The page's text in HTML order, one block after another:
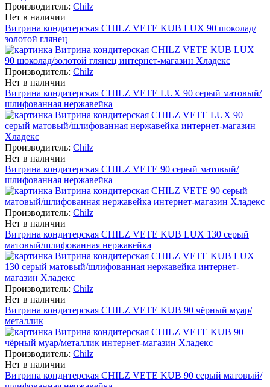
Производитель: Chilz
Нет в наличии
Витрина кондитерская CHILZ VETE KUB LUX 90 шоколад/
золотой глянец
Производитель: Chilz
Нет в наличии
Витрина кондитерская CHILZ VETE LUX 90 серый матовый/
шлифованная нержавейка
Производитель: Chilz
Нет в наличии
Витрина кондитерская CHILZ VETE 90 серый матовый/
шлифованная нержавейка
Производитель: Chilz
Нет в наличии
Витрина кондитерская CHILZ VETE KUB LUX 130 серый
матовый/шлифованная нержавейка
Производитель: Chilz
Нет в наличии
Витрина кондитерская CHILZ VETE KUB 90 чёрный муар/
металлик
Производитель: Chilz
Нет в наличии
Витрина кондитерская CHILZ VETE KUB 90 серый матовый/